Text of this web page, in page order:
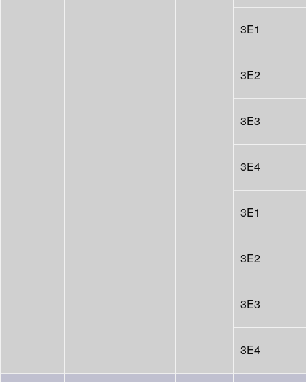
3E1
3E2
3E3
3E4
3E1
3E2
3E3
3E4